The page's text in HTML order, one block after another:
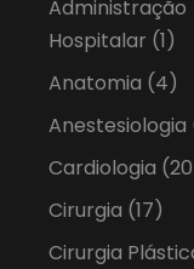
Administração
Hospitalar (1)
Anatomia (4)
Anestesiologia
Cardiologia
Cirurgia (17)
Cirurgia